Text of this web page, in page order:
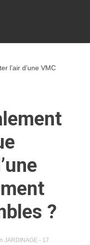
l’air d’une VMC
?
JARDINAGE - 17